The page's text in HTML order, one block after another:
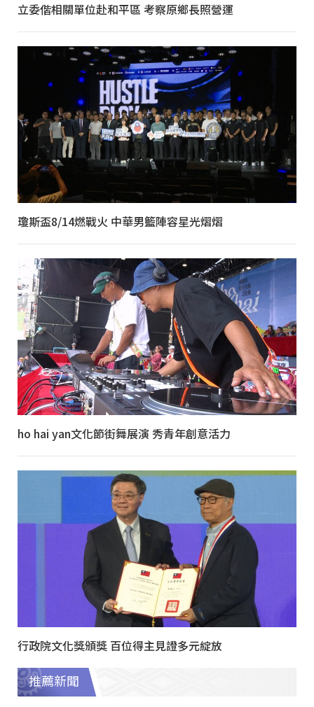
立委偕相關單位赴和平區 考察原鄉長照營運
瓊斯盃8/14燃戰火 中華男籃陣容星光熠熠
ho hai yan文化節街舞展演 秀青年創意活力
行政院文化獎頒獎 百位得主見證多元綻放
推薦新聞